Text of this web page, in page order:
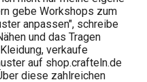
gebe Workshops zum
anpassen", schreibe
und das Tragen
verkaufe
auf shop.crafteln.de
diese zahlreichen